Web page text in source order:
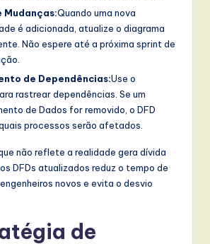
Mudanças:Quando uma nova
é adicionada, atualize o diagrama
Não espere até a próxima sprint de
de Dependências:Use o
rastrear dependências. Se um
de Dados for removido, o DFD
processos serão afetados.
não reflete a realidade gera dívida
DFDs atualizados reduz o tempo de
novos e evita o desvio
de